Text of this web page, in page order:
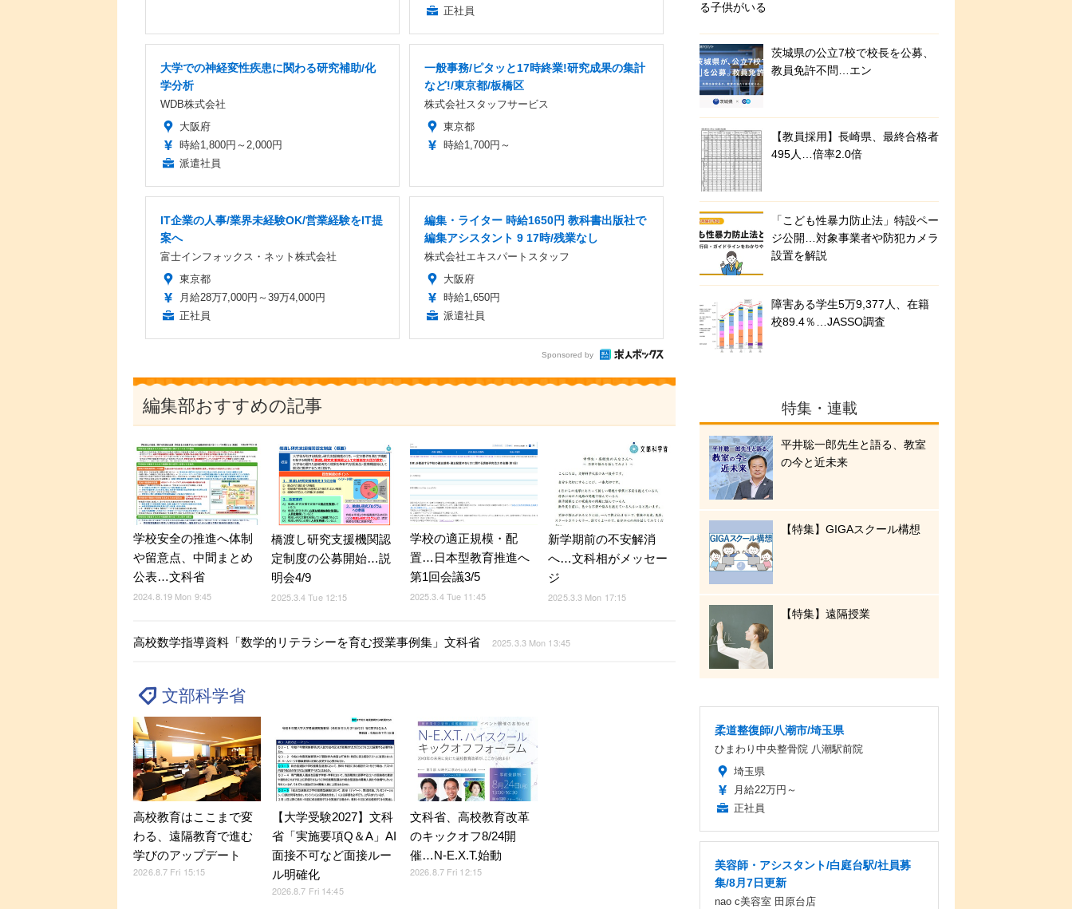
正社員
大学での神経変性疾患に関わる研究補助/化
学分析
WDB株式会社
大阪府
時給1,800円～2,000円
派遣社員
一般事務/ピタッと17時終業!研究成果の集計
など!/東京都/板橋区
株式会社スタッフサービス
東京都
時給1,700円～
IT企業の人事/業界未経験OK/営業経験をIT提
案へ
富士インフォックス・ネット株式会社
東京都
月給28万7,000円～39万4,000円
正社員
編集・ライター 時給1650円 教科書出版社で
編集アシスタント 9 17時/残業なし
株式会社エキスパートスタッフ
大阪府
時給1,650円
派遣社員
Sponsored by
編集部おすすめの記事
学校安全の推進へ体制
や留意点、中間まとめ
公表…文科省
2024.8.19 Mon 9:45
橋渡し研究支援機関認
定制度の公募開始…説
明会4/9
2025.3.4 Tue 12:15
学校の適正規模・配
置…日本型教育推進へ
第1回会議3/5
2025.3.4 Tue 11:45
新学期前の不安解消
へ…文科相がメッセー
ジ
2025.3.3 Mon 17:15
高校数学指導資料「数学的リテラシーを育む授業事例集」文科省 2025.3.3 Mon 13:45
文部科学省
高校教育はここまで変
わる、遠隔教育で進む
学びのアップデート
2026.8.7 Fri 15:15
【大学受験2027】文科
省「実施要項Q＆A」AI
面接不可など面接ルー
ル明確化
2026.8.7 Fri 14:45
文科省、高校教育改革
のキックオフ8/24開
催…N-E.X.T.始動
2026.8.7 Fri 12:15
る子供がいる
茨城県の公立7校で校長を公募、
教員免許不問…エン
【教員採用】長崎県、最終合格者
495人…倍率2.0倍
「こども性暴力防止法」特設ペー
ジ公開…対象事業者や防犯カメラ
設置を解説
障害ある学生5万9,377人、在籍
校89.4％…JASSO調査
特集・連載
平井聡一郎先生と語る、教室
の今と近未来
【特集】GIGAスクール構想
【特集】遠隔授業
柔道整復師/八潮市/埼玉県
ひまわり中央整骨院 八潮駅前院
埼玉県
月給22万円～
正社員
美容師・アシスタント/白庭台駅/社員募
集/8月7日更新
nao c美容室 田原台店